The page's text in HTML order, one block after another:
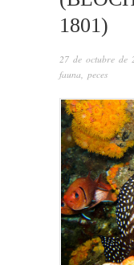
1801)
27 de octubre de
fauna peces